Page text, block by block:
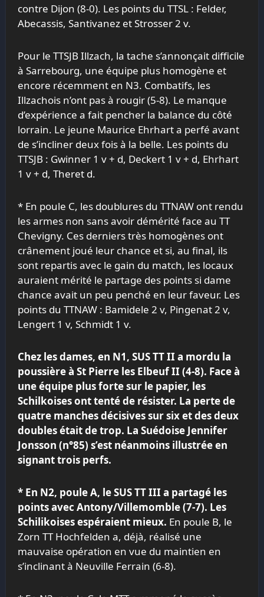
contre Dijon (8-0). Les points du TTSL : Felder,
Abecassis, Santivanez et Strosser 2 v.
Pour le TTSJB Illzach, la tache s’annonçait difficile
à Sarrebourg, une équipe plus homogène et
encore récemment en N3. Combatifs, les
Illzachois n’ont pas à rougir (5-8). Le manque
d’expérience a fait pencher la balance du côté
lorrain. Le jeune Maurice Ehrhart a perfé avant
de s’incliner deux fois à la belle. Les points du
TTSJB : Gwinner 1 v + d, Deckert 1 v + d, Ehrhart
1 v + d, Theret d.
* En poule C, les doublures du TTNAW ont rendu
les armes non sans avoir démérité face au TT
Chevigny. Ces derniers très homogènes ont
crânement joué leur chance et si, au final, ils
sont repartis avec le gain du match, les locaux
auraient mérité le partage des points si dame
chance avait un peu penché en leur faveur. Les
points du TTNAW : Bamidele 2 v, Pingenat 2 v,
Lengert 1 v, Schmidt 1 v.
Chez les dames, en N1, SUSTT II a mordu la
poussière à St Pierre les Elbeuf II (4-8). Face à
une équipe plus forte sur le papier, les
Schilkoises ont tenté de résister. La perte de
quatre manches décisives sur six et des deux
doubles était de trop. La Suédoise Jennifer
Jonsson (n°85) s’est néanmoins illustrée en
signant trois perfs.
* En N2, poule A, leSUSTT III a partagé les
points avec Antony/Villemomble (7-7). Les
Schilikoises espéraient mieux. En poule B, le
Zorn TT Hochfelden a, déjà, réalisé une
mauvaise opération en vue du maintien en
s’inclinant à Neuville Ferrain (6-8).